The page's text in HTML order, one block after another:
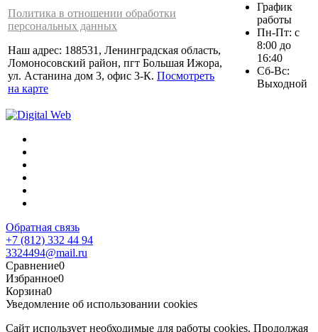
Политика в отношении обработки
персональных данных
Наш адрес: 188531, Ленинградская область,
Ломоносовский район, пгт Большая Ижора,
ул. Астанина дом 3, офис 3-К. Посмотреть
на карте
График
работы
Пн-Пт: с
8:00 до
16:40
Сб-Вс:
Выходной
Обратная связь
+7 (812) 332 44 94
3324494@mail.ru
Сравнение0
Избранное0
Корзина0
Уведомление об использовании cookies
Сайт использует необходимые для работы cookies. Продолжая